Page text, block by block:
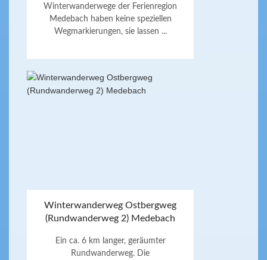
Winterwanderwege der Ferienregion
Medebach haben keine speziellen
Wegmarkierungen, sie lassen ...
Winterwanderweg Ostbergweg
(Rundwanderweg 2) Medebach
Ein ca. 6 km langer, geräumter
Rundwanderweg. Die